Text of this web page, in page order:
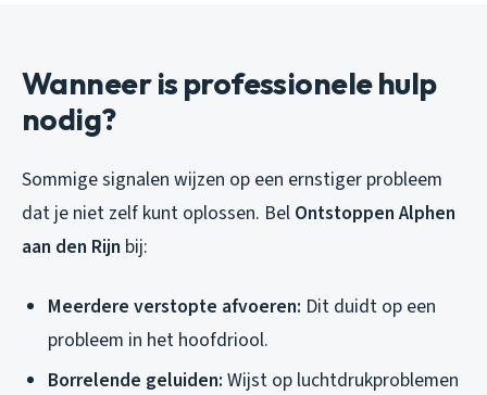
Wanneer is professionele hulp
nodig?
Sommige signalen wijzen op een ernstiger probleem
dat je niet zelf kunt oplossen. Bel Ontstoppen Alphen
aan den Rijn bij:
Meerdere verstopte afvoeren: Dit duidt op een
probleem in het hoofdriool.
Borrelende geluiden: Wijst op luchtdrukproblemen